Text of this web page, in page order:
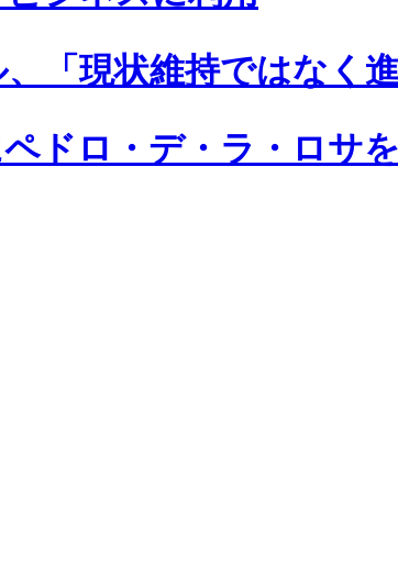
「現状維持ではなく進
ドロ・デ・ラ・ロサ